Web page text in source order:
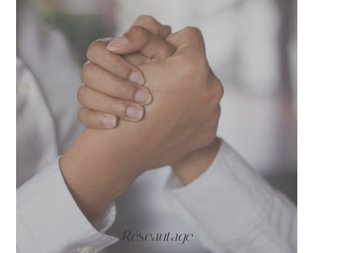
Réseautage